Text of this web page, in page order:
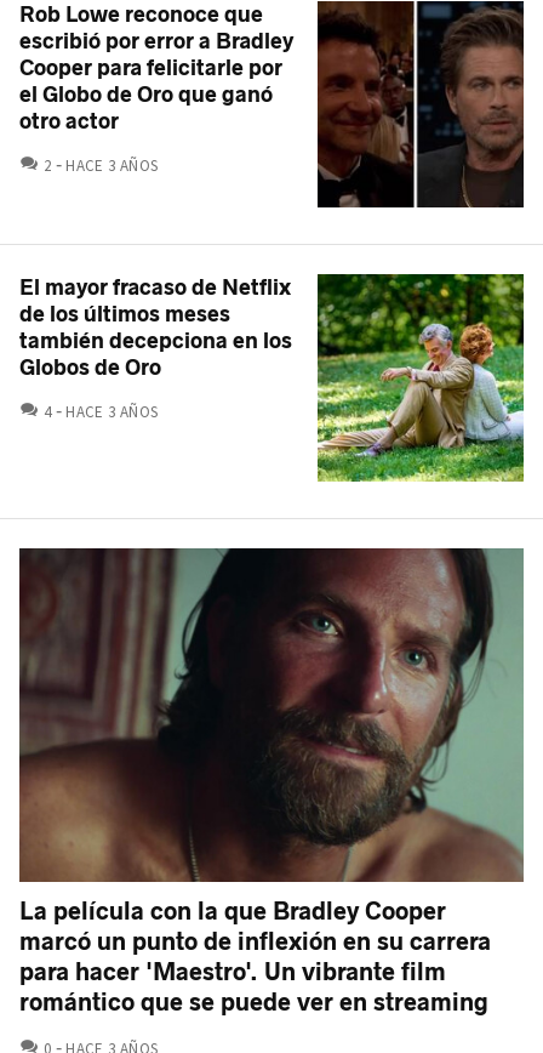
Rob Lowe reconoce que
escribió por error a Bradley
Cooper para felicitarle por
el Globo de Oro que ganó
otro actor
2 COMENTARIOS
HACE 3 AÑOS
El mayor fracaso de Netflix
de los últimos meses
también decepciona en los
Globos de Oro
4 COMENTARIOS
HACE 3 AÑOS
La película con la que Bradley Cooper
marcó un punto de inflexión en su carrera
para hacer 'Maestro'. Un vibrante film
romántico que se puede ver en streaming
COMENTARIOS